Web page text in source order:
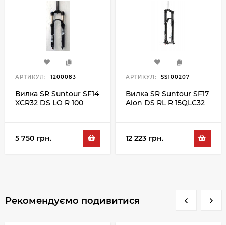
АРТИКУЛ: 1200083
Вилка SR Suntour SF14
XCR32 DS LO R 100
5 750 грн.
АРТИКУЛ: SS100207
Вилка SR Suntour SF17
Aion DS RL R 15QLC32
12 223 грн.
Рекомендуємо подивитися